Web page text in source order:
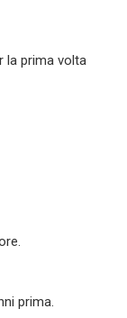
la prima volta
prima.